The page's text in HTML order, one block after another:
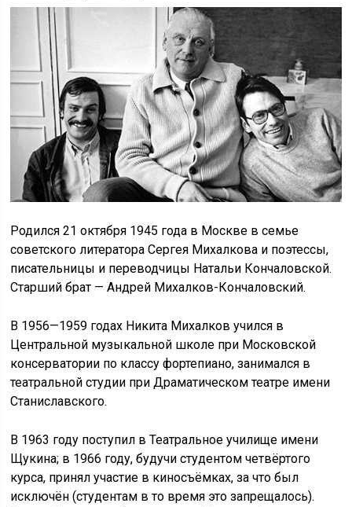
Родился 21 октября 1945 года в Москве в семье
советского литератора Сергея Михалкова и поэтессы,
писательницы и переводчицы Натальи Кончаловской.
Старший брат — Андрей Михалков-Кончаловский.
В 1956—1959 годах Никита Михалков учился в
Центральной музыкальной школе при Московской
консерватории по классу фортепиано, занимался в
театральной студии при Драматическом театре имени
Станиславского.
В 1963 году поступил в Театральное училище имени
Щукина; в 1966 году, будучи студентом четвёртого
курса, принял участие в киносъёмках, за что был
исключён (студентам в то время это запрещалось).